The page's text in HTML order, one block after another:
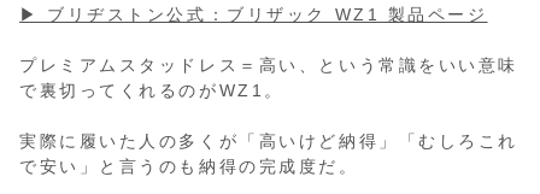
▶ ブリヂストン公式：ブリザック WZ1 製品ページ
プレミアムスタッドレス＝高い、という常識をいい意味
で裏切ってくれるのがWZ1。
実際に履いた人の多くが「高いけど納得」「むしろこれ
で安い」と言うのも納得の完成度だ。